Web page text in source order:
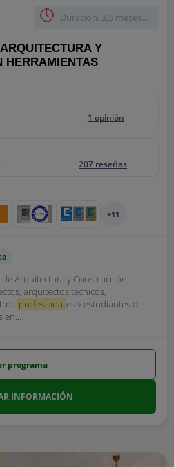
Duración: 3,5 meses...
Y
HERRAMIENTAS
1 opinión
207 reseñas
+11
Arquitectura y Construcción
arquitectos técnicos,
profesional es y estudiantes de
en...
programa
INFORMACIÓN